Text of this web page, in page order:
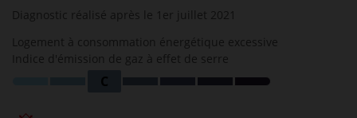
Diagnostic réalisé après le 1er juillet 2021
Logement à consommation énergétique excessive
Indice d'émission de gaz à effet de serre
C